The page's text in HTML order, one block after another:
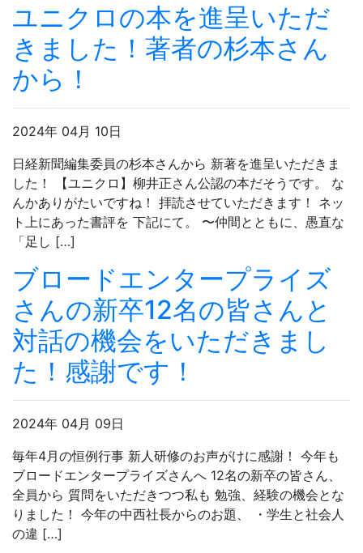
ユニクロの本を進呈いただ
きました！著者の杉本さん
から！
2024年 04月 10日
日経新聞編集委員の杉本さんから 新著を進呈いただきま
した！ 【ユニクロ】柳井正さん公認の本だそうです。 な
んかありがたいですね！ 拝読させていただきます！ ネッ
ト上にあった書評を 下記にて。 〜仲間とともに、愚直な
「足し […]
ブロードエンタープライズ
さんの新卒12名の皆さんと
対話の機会をいただきまし
た！感謝です！
2024年 04月 09日
毎年4月の恒例行事 新人研修のお声がけに感謝！ 今年も
ブロードエンタープライズさんへ 12名の新卒の皆さん、
全員から 質問をいただきつつ私も 勉強、経験の機会とな
りました！ 今年の中西社長からのお題、 ・学生と社会人
の違 […]